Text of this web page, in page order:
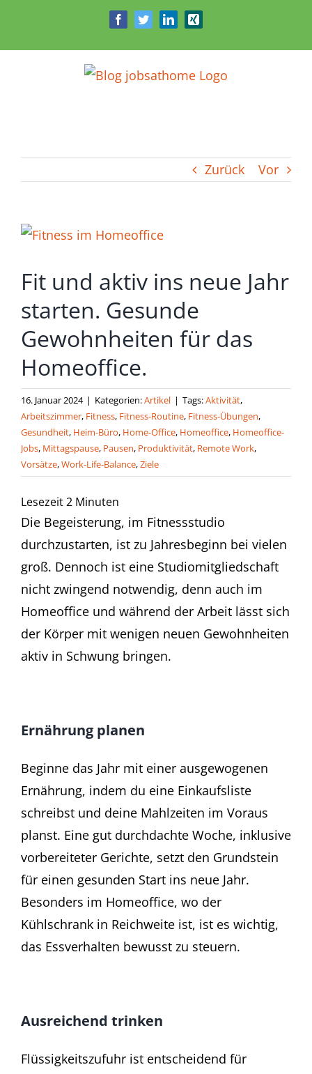
springen
FacebookTwitterLinkedInXing
Zurück Vor
Zeige
Bild
Fit und aktiv ins neue Jahr
starten. Gesunde
Gewohnheiten für das
Homeoffice.
16. Januar 2024 | Kategorien:Artikel | Tags:Aktivität,
Arbeitszimmer, Fitness, Fitness-Routine, Fitness-Übungen,
Gesundheit, Heim-Büro, Home-Office, Homeoffice, Homeoffice-
Jobs, Mittagspause, Pausen, Produktivität, Remote Work,
Vorsätze,Work-Life-Balance,Ziele
Lesezeit2 Minuten
Die Begeisterung, im Fitnessstudio
durchzustarten, ist zu Jahresbeginn bei vielen
groß. Dennoch ist eine Studiomitgliedschaft
nicht zwingend notwendig, denn auch im
Homeoffice und während der Arbeit lässt sich
der Körper mit wenigen neuen Gewohnheiten
aktiv in Schwung bringen.
Ernährung planen
Beginne das Jahr mit einer ausgewogenen
Ernährung, indem du eine Einkaufsliste
schreibst und deine Mahlzeiten im Voraus
planst. Eine gut durchdachte Woche, inklusive
vorbereiteter Gerichte, setzt den Grundstein
für einen gesunden Start ins neue Jahr.
Besonders im Homeoffice, wo der
Kühlschrank in Reichweite ist, ist es wichtig,
das Essverhalten bewusst zu steuern.
Ausreichend trinken
Flüssigkeitszufuhr ist entscheidend für